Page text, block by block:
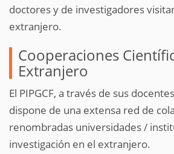
doctores y de investigadores
extranjero.
Cooperaciones
Extranjero
El PIPGCF, a través de sus
dispone de una extensa red de
renombradas universidades /
investigación en el extranjero.